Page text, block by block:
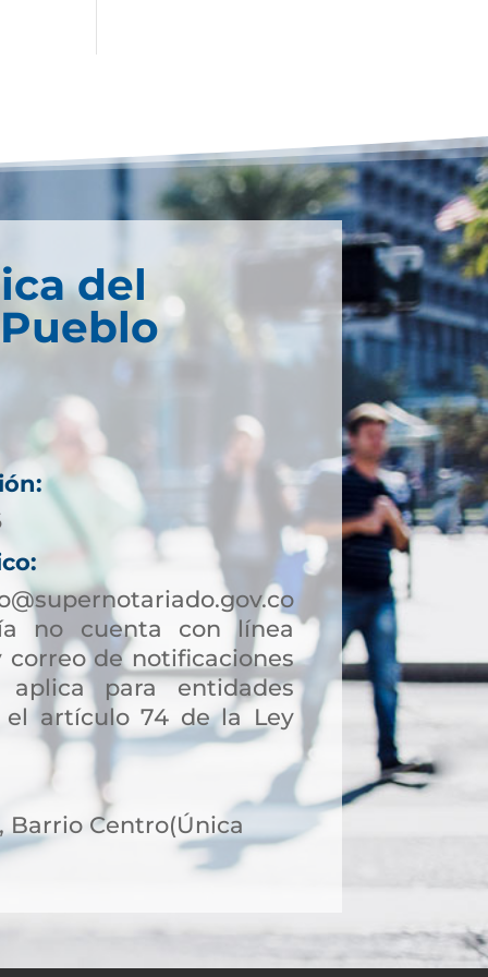
del
no cuenta con línea
de notificaciones
aplica para entidades
el artículo 74 de la Ley
Barrio Centro(Única